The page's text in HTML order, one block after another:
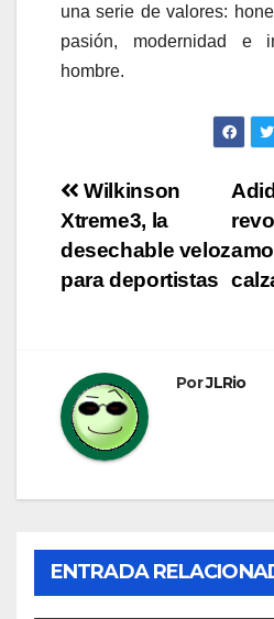
una serie de valores:
pasión, modernidad e
hombre.
Navegación
de
entradas
Wilkinson
Xtreme3, la
desechable veloz
para deportistas
PorJLRio
ENTRADA